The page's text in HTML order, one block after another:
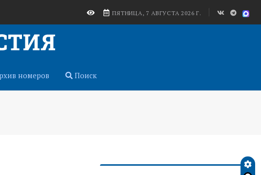
ПЯТНИЦА, 7 АВГУСТА 2026 Г.
номеров Поиск